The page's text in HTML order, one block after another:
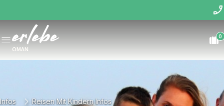
OMAN
0
Infos Reisen Mit Kindern Infos